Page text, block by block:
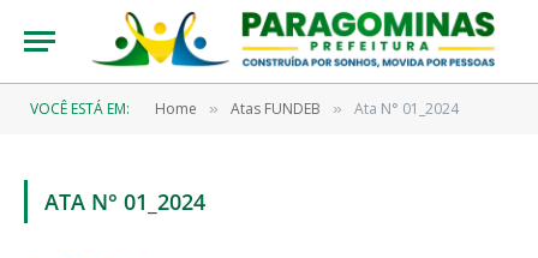
VOCÊ ESTÁ EM: Home » Atas FUNDEB » Ata N° 01_2024
ATA N° 01_2024